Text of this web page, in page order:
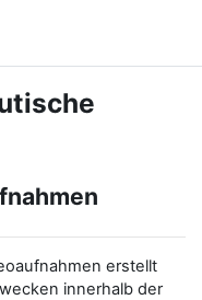
erstellt
innerhalb der